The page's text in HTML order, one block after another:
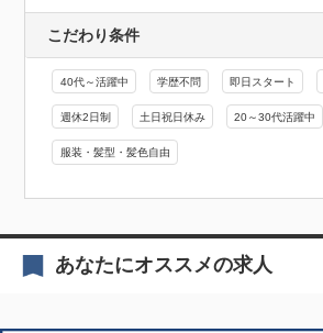
こだわり条件
40代～活躍中 学歴不問 即日スタート
週休2日制 土日祝日休み 20～30代活躍中
服装・髪型・髪色自由
あなたにオススメの求人